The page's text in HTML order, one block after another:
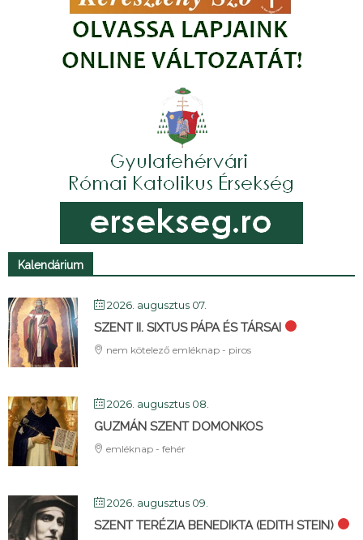
Kalendárium
2026. augusztus 07.
SZENT II. SIXTUS PÁPA ÉS TÁRSAI
nem kötelező emléknap - piros
2026. augusztus 08.
GUZMÁN SZENT DOMONKOS
emléknap - fehér
2026. augusztus 09.
SZENT TERÉZIA BENEDIKTA (EDITH STEIN)